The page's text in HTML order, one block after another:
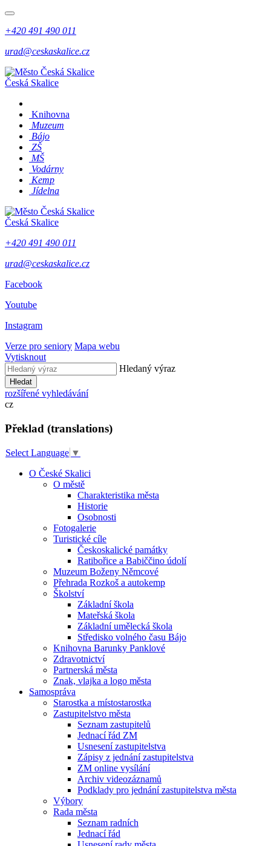
+420 491 490 011
urad@ceskaskalice.cz
Česká Skalice
Knihovna
Muzeum
Bájo
ZŠ
MŠ
Vodárny
Kemp
Jídelna
Česká Skalice
+420 491 490 011
urad@ceskaskalice.cz
Facebook
Youtube
Instagram
Verze pro seniory Mapa webu
Vytisknout
Hledaný výraz
Hledat
rozšířené vyhledávání
cz
Překlad (translations)
Select Language ▼
O České Skalici
O městě
Charakteristika města
Historie
Osobnosti
Fotogalerie
Turistické cíle
Českoskalické památky
Ratibořice a Babiččino údolí
Muzeum Boženy Němcové
Přehrada Rozkoš a autokemp
Školství
Základní škola
Mateřská škola
Základní umělecká škola
Středisko volného času Bájo
Knihovna Barunky Panklové
Zdravotnictví
Partnerská města
Znak, vlajka a logo města
Samospráva
Starostka a místostarostka
Zastupitelstvo města
Seznam zastupitelů
Jednací řád ZM
Usnesení zastupitelstva
Zápisy z jednání zastupitelstva
ZM online vysílání
Archiv videozáznamů
Podklady pro jednání zastupitelstva města
Výbory
Rada města
Seznam radních
Jednací řád